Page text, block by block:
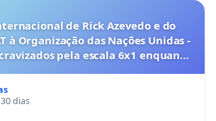
de Rick Azevedo e do
à Organização das Nações Unidas -
pela escala 6x1 enquanto
dias